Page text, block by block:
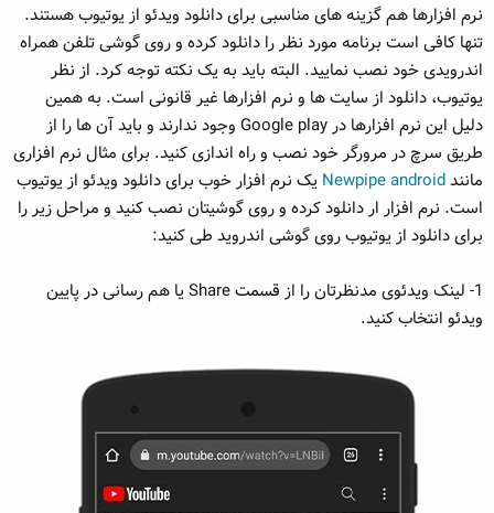
نرم افزارها هم گزینه های مناسبی برای دانلود ویدئو از یوتیوب هستند.
تنها کافی است برنامه مورد نظر را دانلود کرده و روی گوشی تلفن همراه
اندرویدی خود نصب نمایید. البته باید به یک نکته توجه کرد. از نظر
یوتیوب، دانلود از سایت ها و نرم افزارها غیر قانونی است. به همین
دلیل این نرم افزارها در Google play وجود ندارند و باید آن ها را از
طریق سرچ در مرورگر خود نصب و راه اندازی کنید. برای مثال نرم افزاری
مانندNewpipe android یک نرم افزار خوب برای دانلود ویدئو از یوتیوب
است. نرم افزار ار دانلود کرده و روی گوشیتان نصب کنید و مراحل زیر را
برای دانلود از یوتیوب روی گوشی اندروید طی کنید:
1- لینک ویدئوی مدنظرتان را از قسمت
Share یا هم رسانی در پایین
ویدئو انتخاب کنید.